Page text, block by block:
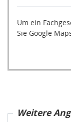
Um ein
Sie Google
Weitere